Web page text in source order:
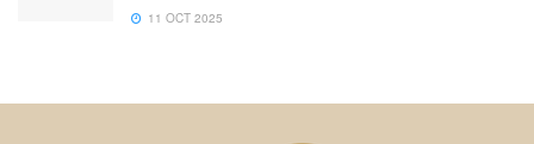
11 OCT 2025